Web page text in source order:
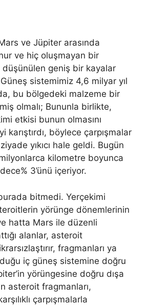
ve Jüpiter arasında
ve hiç oluşmayan bir
geniş bir kayalar
sistemimiz 4,6 milyar yıl
bu bölgedeki malzeme bir
olmalı; Bununla birlikte,
etkisi bunun olmasını
karıştırdı, böylece çarpışmalar
yıkıcı hale geldi. Bugün
kilometre boyunca
3’ünü içeriyor.
bitmedi. Yerçekimi
yörünge dönemlerinin
hatta Mars ile düzenli
alanlar, asteroit
fragmanları ya
iç güneş sistemine doğru
yörüngesine doğru dışa
asteroit fragmanları,
çarpışmalarla